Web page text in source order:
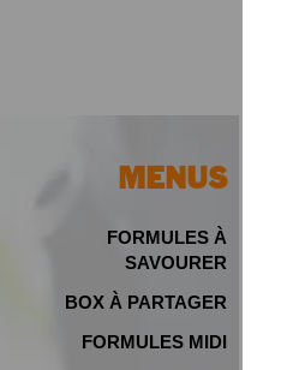
MENUS
FORMULES À
SAVOURER
BOX À PARTAGER
FORMULES MIDI